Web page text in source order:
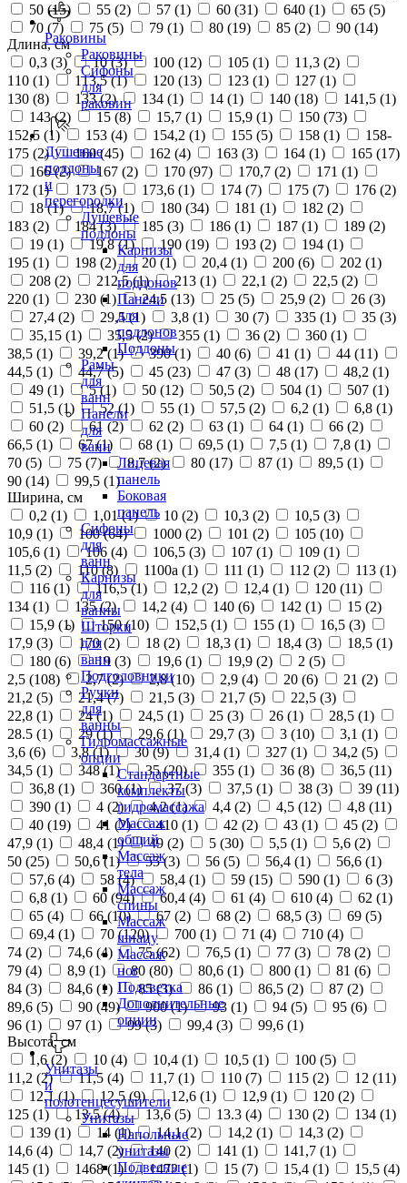
Раковины
Раковины
Сифоны
для
раковин
Душевые
поддоны
и
перегородки
Душевые
поддоны
Карнизы
для
поддонов
Панели
для
поддонов
Поддоны
Рамы
для
ванн
Панели
для
ванн
Лицевая
панель
Боковая
панель
Сифоны
для
ванн
Карнизы
для
ванны
Шторки
для
ванн
Подголовники
Ручки
для
ванны
Гидромассажные
опции
Стандартные
комплекты
гидромассажа
Массаж
общий
Массаж
тела
Массаж
спины
Массаж
шиацу
Массаж
ног
Подсветка
Дополнительные
опции
Унитазы
и
полотенцесушители
Унитазы
Напольные
унитазы
Подвесные
50 (15) 55 (2) 57 (1) 60 (31) 640 (1) 65 (5)
70 (7) 75 (5) 79 (1) 80 (19) 85 (2) 90 (14)
Длина, см
0,3 (3) 10 (3) 100 (12) 105 (1) 11,3 (2)
110 (1) 113,5 (1) 120 (13) 123 (1) 127 (1)
130 (8) 133 (2) 134 (1) 14 (1) 140 (18) 141,5 (1)
143 (2) 15 (8) 15,7 (1) 15,9 (1) 150 (73)
152,5 (1) 153 (4) 154,2 (1) 155 (5) 158 (1)
158-
175 (2) 160 (45) 162 (4) 163 (3) 164 (1) 165 (17)
166 (2) 167 (2) 170 (97) 170,7 (2) 171 (1)
172 (1) 173 (5) 173,6 (1) 174 (7) 175 (7) 176 (2)
18 (1) 18,7 (1) 180 (34) 181 (1) 182 (2)
183 (2) 184 (3) 185 (3) 186 (1) 187 (1) 189 (2)
19 (1) 19,8 (1) 190 (19) 193 (2) 194 (1)
195 (1) 198 (2) 20 (1) 20,4 (1) 200 (6) 202 (1)
208 (2) 212,5 (1) 213 (1) 22,1 (2) 22,5 (2)
220 (1) 230 (1) 24,5 (13) 25 (5) 25,9 (2) 26 (3)
27,4 (2) 29,5 (1) 3,8 (1) 30 (7) 335 (1) 35 (3)
35,15 (1) 35,5 (2) 355 (1) 36 (2) 360 (1)
38,5 (1) 39,2 (1) 390 (1) 40 (6) 41 (1) 44 (11)
44,5 (1) 44,7 (5) 45 (23) 47 (3) 48 (17) 48,2 (1)
49 (1) 5 (1) 50 (12) 50,5 (2) 504 (1) 507 (1)
51,5 (1) 52 (1) 55 (1) 57,5 (2) 6,2 (1) 6,8 (1)
60 (2) 61 (2) 62 (2) 63 (1) 64 (1) 66 (2)
66,5 (1) 67 (1) 68 (1) 69,5 (1) 7,5 (1) 7,8 (1)
70 (5) 75 (7) 8,7 (2) 80 (17) 87 (1) 89,5 (1)
90 (14) 99,5 (1)
Ширина, см
0,2 (1) 1,01 (1) 10 (2) 10,3 (2) 10,5 (3)
10,9 (1) 100 (64) 1000 (2) 101 (2) 105 (10)
105,6 (1) 106 (4) 106,5 (3) 107 (1) 109 (1)
11,5 (2) 110 (8) 1100а (1) 111 (1) 112 (2) 113 (1)
116 (1) 116,5 (1) 12,2 (2) 12,4 (1) 120 (11)
134 (1) 135 (2) 14,2 (4) 140 (6) 142 (1) 15 (2)
15,9 (1) 150 (10) 152,5 (1) 155 (1) 16,5 (3)
17,9 (3) 170 (2) 18 (2) 18,3 (1) 18,4 (3) 18,5 (1)
180 (6) 19 (3) 19,6 (1) 19,9 (2) 2 (5)
2,5 (108) 2,7 (2) 2,8 (10) 2,9 (4) 20 (6) 21 (2)
21,2 (5) 21,4 (7) 21,5 (3) 21,7 (5) 22,5 (3)
22,8 (1) 24 (1) 24,5 (1) 25 (3) 26 (1) 28,5 (1)
28.5 (1) 29 (1) 29,6 (1) 29,7 (3) 3 (10) 3,1 (1)
3,6 (6) 3,8 (1) 30 (9) 31,4 (1) 327 (1) 34,2 (5)
34,5 (1) 348 (1) 35 (20) 355 (1) 36 (8) 36,5 (11)
36,8 (1) 360 (1) 37 (3) 37,5 (1) 38 (3) 39 (11)
390 (1) 4 (2) 4,2 (1) 4,4 (2) 4,5 (12) 4,8 (11)
40 (19) 41 (2) 410 (1) 42 (2) 43 (1) 45 (2)
47,9 (1) 48,4 (1) 49 (2) 5 (30) 5,5 (1) 5,6 (2)
50 (25) 50,6 (1) 55 (3) 56 (5) 56,4 (1) 56,6 (1)
57,6 (4) 58 (4) 58,4 (1) 59 (15) 590 (1) 6 (3)
6,8 (1) 60 (94) 60,4 (4) 61 (4) 610 (4) 62 (1)
65 (4) 66 (10) 67 (2) 68 (2) 68,5 (3) 69 (5)
69,4 (1) 70 (120) 700 (1) 71 (4) 710 (4)
74 (2) 74,6 (4) 75 (62) 76,5 (1) 77 (3) 78 (2)
79 (4) 8,9 (1) 80 (80) 80,6 (1) 800 (1) 81 (6)
84 (3) 84,6 (1) 85 (3) 86 (1) 86,5 (2) 87 (2)
89,6 (5) 90 (49) 900 (1) 93 (1) 94 (5) 95 (6)
96 (1) 97 (1) 99 (3) 99,4 (3) 99,6 (1)
Высота, см
1,6 (2) 10 (4) 10,4 (1) 10,5 (1) 100 (5)
11,2 (2) 11,5 (4) 11,7 (1) 110 (7) 115 (2) 12 (11)
12,1 (1) 12,5 (9) 12,6 (1) 12,9 (1) 120 (2)
125 (1) 13,5 (4) 13,6 (5) 13.3 (4) 130 (2) 134 (1)
139 (1) 14 (1) 14,1 (2) 14,2 (1) 14,3 (2)
14,6 (4) 14,7 (2) 140 (2) 141 (1) 141,7 (1)
145 (1) 1468 (1) 1472 (1) 15 (7) 15,4 (1) 15,5 (4)